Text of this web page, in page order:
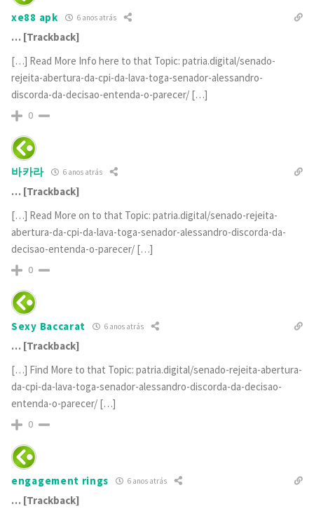
xe88 apk 6 anos atrás
… [Trackback]
[…] Read More Info here to that Topic: patria.digital/senado-
rejeita-abertura-da-cpi-da-lava-toga-senador-alessandro-
discorda-da-decisao-entenda-o-parecer/ […]
0
바카라 6 anos atrás
… [Trackback]
[…] Read More on to that Topic: patria.digital/senado-rejeita-
abertura-da-cpi-da-lava-toga-senador-alessandro-discorda-da-
decisao-entenda-o-parecer/ […]
0
Sexy Baccarat 6 anos atrás
… [Trackback]
[…] Find More to that Topic: patria.digital/senado-rejeita-abertura-
da-cpi-da-lava-toga-senador-alessandro-discorda-da-decisao-
entenda-o-parecer/ […]
0
engagement rings 6 anos atrás
… [Trackback]